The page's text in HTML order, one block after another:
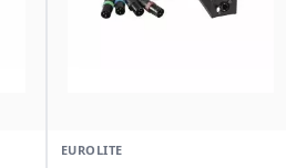
EUROLITE